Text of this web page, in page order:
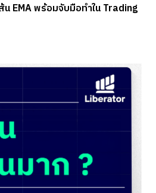
น EMA พร้อมจับมือทำใน Trading